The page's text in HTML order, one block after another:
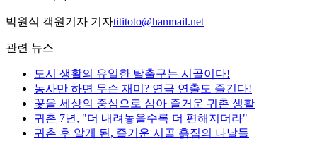
박원식 객원기자 기자tititoto@hanmail.net
관련 뉴스
도시 생활의 유일한 탈출구는 시골이다!
농사만 하면 무슨 재미? 연극 연출도 즐긴다!
꽃을 세상의 중심으로 삼아 즐거운 귀촌 생활
귀촌 7년, "더 내려놓을수록 더 편해지더라"
귀촌 후 알게 된, 즐거운 시골 흙집의 나날들